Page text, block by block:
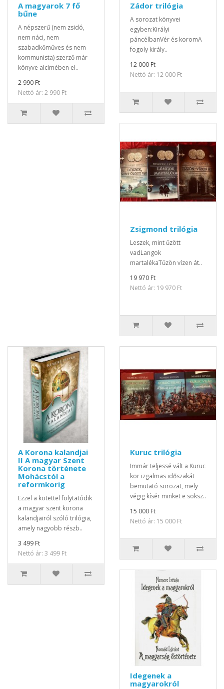
A magyarok 7 fő
bűne
A népszerű (nem zsidó,
nem náci, nem
szabadkőműves és nem
kommunista) szerző már
könyve alcímében el..
2 990 Ft
Nettó ár: 2 990 Ft
Zádor trilógia
A sorozat könyvei
egyben:Királyi
páncélbanVér és koromA
fogoly király..
12 000 Ft
Nettó ár: 12 000 Ft
Zsigmond trilógia
Leszek, mint űzött
vadLangok
martalékaTűzön vízen át..
19 970 Ft
Nettó ár: 19 970 Ft
A Korona kalandjai
II A magyar Szent
Korona története
Mohácstól a
reformkorig
Ezzel a kötettel folytatódik
a magyar szent korona
kalandjairól szóló trilógia,
amely nagyobb részb..
3 499 Ft
Nettó ár: 3 499 Ft
Kuruc trilógia
Immár teljessé vált a Kuruc
kor izgalmas időszakát
bemutató sorozat, mely
végig kísér minket e soksz..
15 000 Ft
Nettó ár: 15 000 Ft
Idegenek a
magyarokról